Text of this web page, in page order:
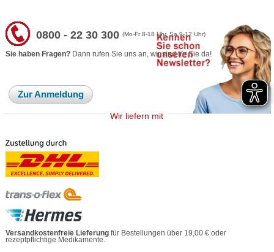
0800 - 22 30 300(Mo-Fr 8-18 Uhr, Sa 9-12 Uhr)
Sie haben Fragen? Dann rufen Sie uns an, wir sind für Sie da!
Zur Anmeldung
Wir liefern mit
Versandkostenfreie Lieferung für Bestellungen über 19,00 € oder
rezeptpflichtige Medikamente.